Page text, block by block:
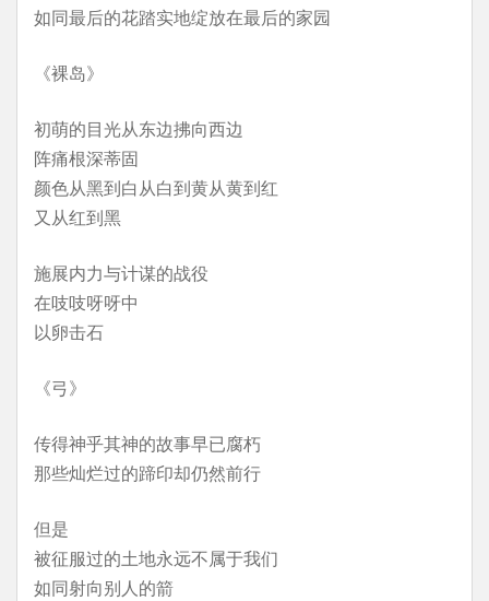
如同最后的花踏实地绽放在最后的家园
《裸岛》
初萌的目光从东边拂向西边
阵痛根深蒂固
颜色从黑到白从白到黄从黄到红
又从红到黑
施展内力与计谋的战役
在吱吱呀呀中
以卵击石
《弓》
传得神乎其神的故事早已腐朽
那些灿烂过的蹄印却仍然前行
但是
被征服过的土地永远不属于我们
如同射向别人的箭